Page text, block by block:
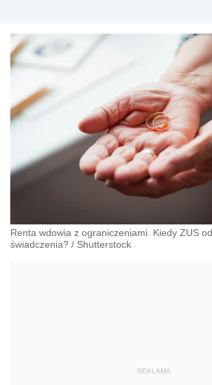
Renta wdowia z ograniczeniami. Kiedy ZUS
świadczenia? / Shutterstock